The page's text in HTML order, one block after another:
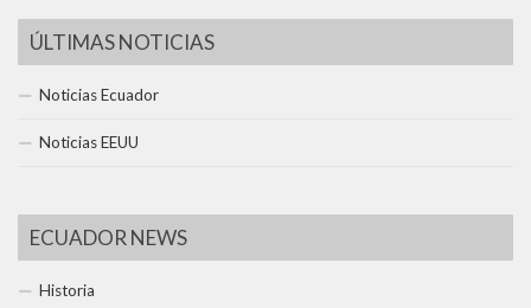
ÚLTIMAS NOTICIAS
Noticias Ecuador
Noticias EEUU
ECUADOR NEWS
Historia